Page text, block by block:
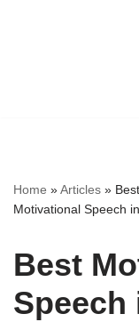
Home »Articles »
Motivational Speech
Best